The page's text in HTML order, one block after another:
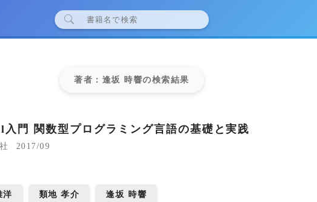
著者：逢坂 時響の検索結果
門 関数型プログラミング言語の基礎と実践
2017/09
洋 類地 孝介 逢坂 時響